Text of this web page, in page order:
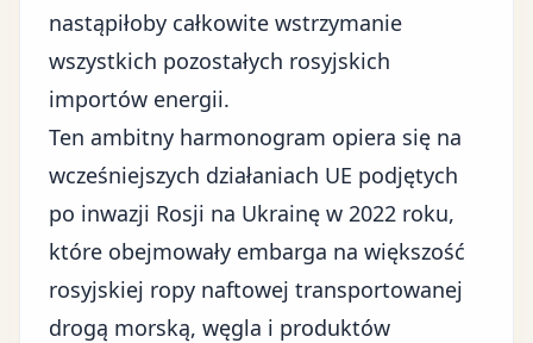
nastąpiłoby całkowite wstrzymanie
wszystkich pozostałych rosyjskich
importów energii.
Ten ambitny harmonogram opiera się na
wcześniejszych działaniach UE podjętych
po inwazji Rosji na Ukrainę w 2022 roku,
które obejmowały embarga na większość
rosyjskiej ropy naftowej transportowanej
drogą morską, węgla i produktów